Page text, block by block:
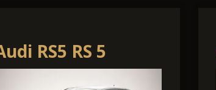
RS5 RS 5
2.9 TFSI